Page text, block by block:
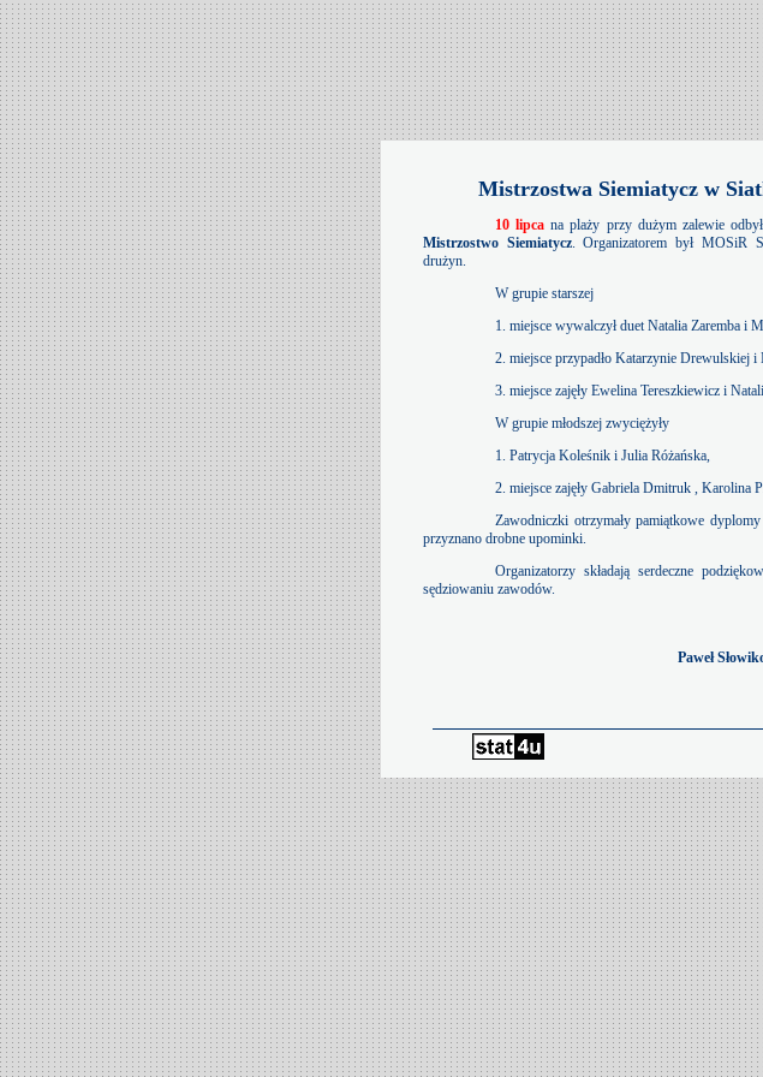
Mistrzostwa Siemiatycz w
10 lipcana plaży przy dużym zalewie
Mistrzostwo Siemiatycz. Organizatorem był MOSiR
drużyn.
W grupie starszej
1. miejsce wywalczył duet Natalia Zaremba i
2. miejsce przypadło Katarzynie Drewulskiej
3. miejsce zajęły Ewelina Tereszkiewicz i
W grupie młodszej zwyciężyły
1. Patrycja Koleśnik i Julia Różańska,
2. miejsce zajęły Gabriela Dmitruk , Karolina
Zawodniczki otrzymały pamiątkowe
przyznano drobne upominki.
Organizatorzy składają serdeczne
sędziowaniu zawodów.
Paweł